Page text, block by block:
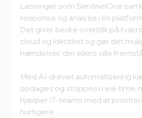
Løsninger som SentinelOne
response og analyse i én
Det giver bedre overblik på
cloud og identitet og gør det
hændelser, der ellers ville
Med AI-drevet automatisering
opdages og stoppes i real-time,
hjælper IT-teams med at
hurtigere.